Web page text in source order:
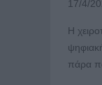
17/4/
Η
πάρα